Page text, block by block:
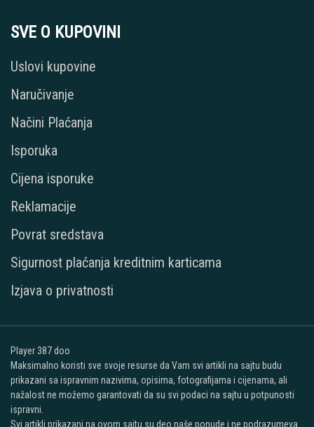
SVE O KUPOVINI
Uslovi kupovine
Naručivanje
Načini Plaćanja
Isporuka
Cijena isporuke
Reklamacije
Povrat sredstava
Sigurnost plaćanja kreditnim karticama
Izjava o privatnosti
Player 387 doo
Maksimalno koristi sve svoje resurse da Vam svi artikli na sajtu budu
prikazani sa ispravnim nazivima, opisima, fotografijama i cijenama, ali
nažalost ne možemo garantovati da su svi podaci na sajtu u potpunosti
ispravni.
Svi artikli prikazani na ovom sajtu su deo naše ponude i ne podrazumeva